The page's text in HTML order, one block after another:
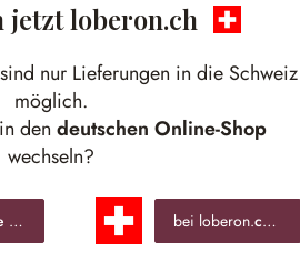
Farbtönen lädt zum
jetzt loberon.ch
nur Lieferungen in die Schweiz
möglich.
den deutschen Online-Shop
wechseln?
bei loberon.ch